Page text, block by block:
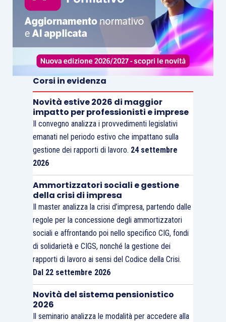
Corsi in evidenza
Novità estive 2026 di maggior
impatto per professionisti e imprese
Il convegno analizza i provvedimenti legislativi
emanati nel periodo estivo che impattano sulla
gestione dei rapporti di lavoro. 24 settembre
2026
Ammortizzatori sociali e gestione
della crisi di impresa
Il master analizza la crisi d’impresa, partendo dalle
regole per la concessione degli ammortizzatori
sociali e affrontando poi nello specifico CIG, fondi
di solidarietà e CIGS, nonché la gestione dei
rapporti di lavoro ai sensi del Codice della Crisi.
Dal 22 settembre 2026
Novità del sistema pensionistico
2026
Il seminario analizza le modalità per accedere alla